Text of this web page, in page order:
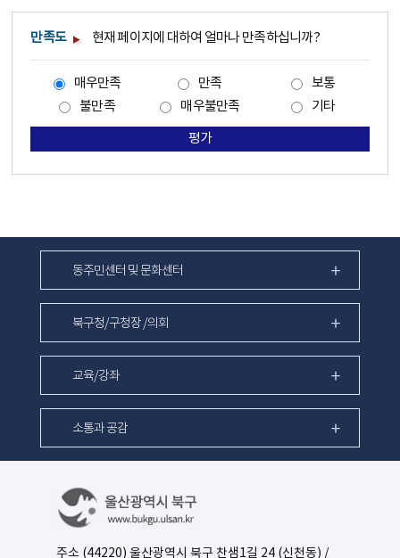
만족도 현재 페이지에 대하여 얼마나 만족하십니까?
매우만족 만족
보통
불만족
매우불만족 기타
평가
동주민센터 및 문화센터
북구청/구청장 /의회
교육/강좌
소통과 공감
주소 (44220) 울산광역시 북구 찬샘1길 24 (신천동) /